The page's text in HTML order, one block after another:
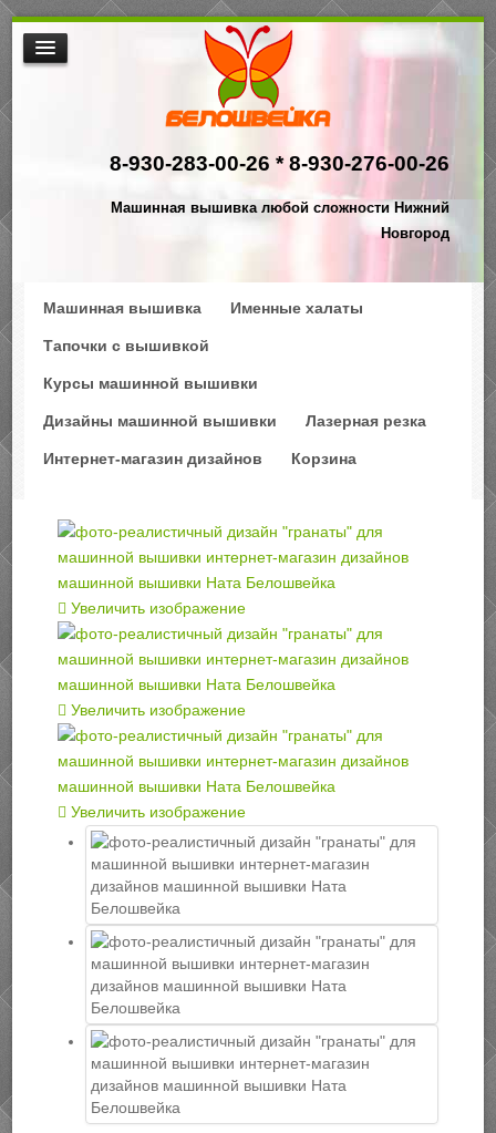
8-930-283-00-26 *8-930-276-00-26
Машинная вышивка любой сложности Нижний
Новгород
МАШИННАЯ ВЫШИВКА
НАША ПРОДУКЦИЯ
$АКЦИИ
Машинная вышивка Именные халаты
Тапочки с вышивкой
Курсы машинной вышивки
Дизайны машинной вышивки Лазерная резка
Интернет-магазин дизайнов Корзина
Увеличить изображение
Увеличить изображение
Увеличить изображение